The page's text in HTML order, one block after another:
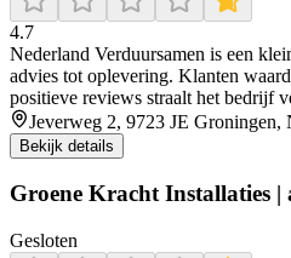
4.7
Nederland Verduursamen is een
advies tot oplevering. Klanten
positieve reviews straalt het bedrijf
Jeverweg 2, 9723 JE Groningen,
Bekijk details
Groene Kracht Installaties
Gesloten